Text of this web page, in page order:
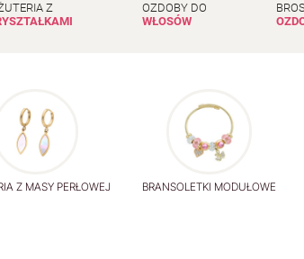
Z
OZDOBY DO
WŁOSÓW
Z MASY PERŁOWEJ BRANSOLETKI MODUŁOWE